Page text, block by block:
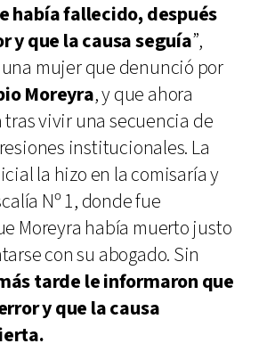
había fallecido, después
y que la causa seguía”,
una mujer que denunció por
Moreyra, y que ahora
vivir una secuencia de
institucionales. La
la hizo en la comisaría y
Nº 1, donde fue
Moreyra había muerto justo
con su abogado. Sin
tarde le informaron que
y que la causa